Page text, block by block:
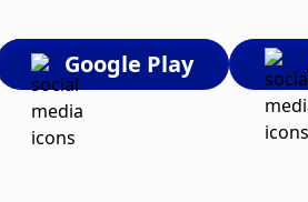
Google Play